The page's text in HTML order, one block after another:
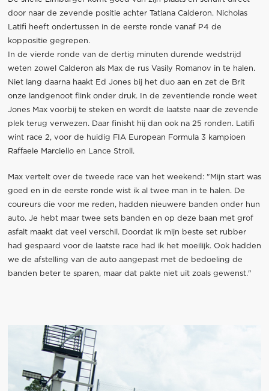
door naar de zevende positie achter Tatiana Calderon. Nicholas
Latifi heeft ondertussen in de eerste ronde vanaf P4 de
koppositie gegrepen.
In de vierde ronde van de dertig minuten durende wedstrijd
weten zowel Calderon als Max de rus Vasily Romanov in te halen.
Niet lang daarna haakt Ed Jones bij het duo aan en zet de Brit
onze landgenoot flink onder druk. In de zeventiende ronde weet
Jones Max voorbij te steken en wordt de laatste naar de zevende
plek terug verwezen. Daar finisht hij dan ook na 25 ronden. Latifi
wint race 2, voor de huidig FIA European Formula 3 kampioen
Raffaele Marciello en Lance Stroll.
Max vertelt over de tweede race van het weekend: "Mijn start was
goed en in de eerste ronde wist ik al twee man in te halen. De
coureurs die voor me reden, hadden nieuwere banden onder hun
auto. Je hebt maar twee sets banden en op deze baan met grof
asfalt maakt dat veel verschil. Doordat ik mijn beste set rubber
had gespaard voor de laatste race had ik het moeilijk. Ook hadden
we de afstelling van de auto aangepast met de bedoeling de
banden beter te sparen, maar dat pakte niet uit zoals gewenst."